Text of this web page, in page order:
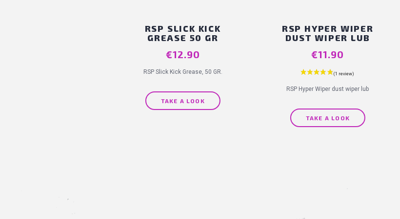
RSP SLICK KICK
GREASE 50 GR
Price
€12.90
RSP Slick Kick Grease, 50 GR.
TAKE A LOOK
RSP HYPER WIPER
DUST WIPER LUB
Price
€11.90
RSP Hyper Wiper dust wiper lub
TAKE A LOOK